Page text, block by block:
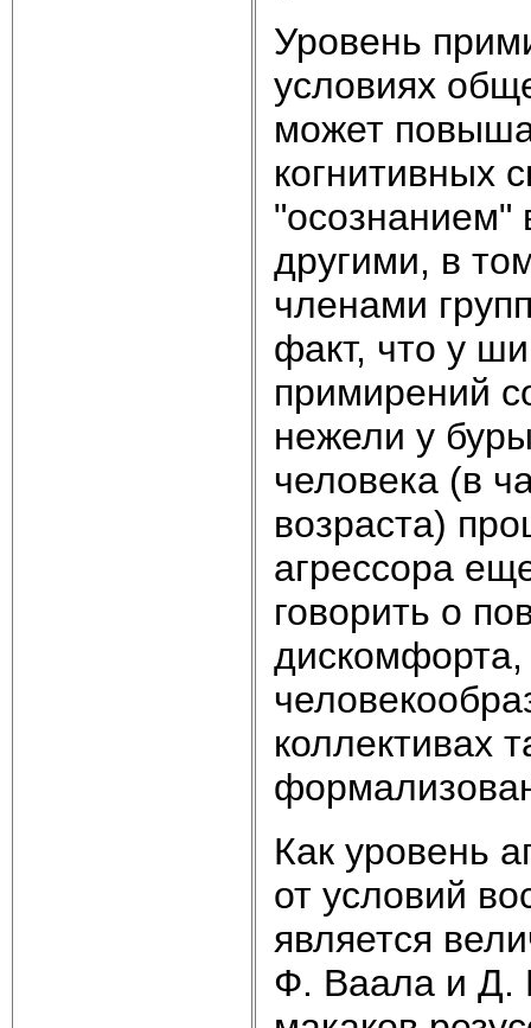
Уровень
условиях
может
когнитивных
"осознанием"
другими, в
членами
факт, что у
примирений
нежели у
человека (в
возраста)
агрессора
говорить о
коллективах
Как уровень
от условий
является
Ф. Ваала и Д.